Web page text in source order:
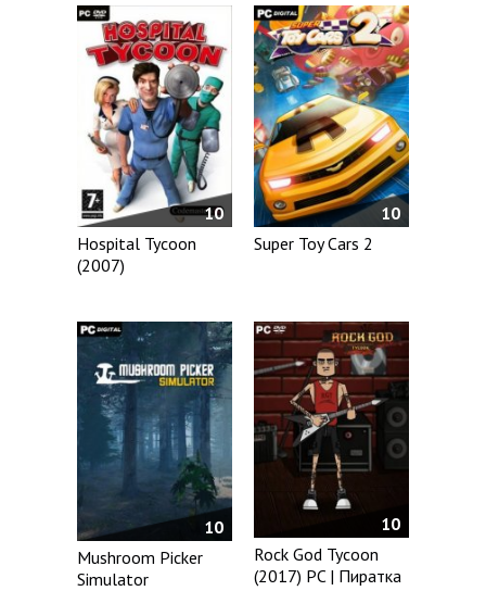
10
Hospital Tycoon
(2007)
10
Super Toy Cars 2
10
Mushroom Picker
Simulator
10
Rock God Tycoon
(2017) PC | Пиратка